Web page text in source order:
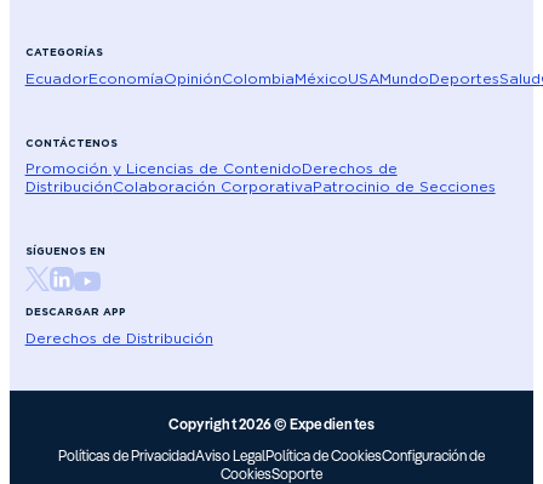
CATEGORÍAS
EcuadorEconomíaOpiniónColombiaMéxicoUSAMundoDeportesSalud
CONTÁCTENOS
Promoción y Licencias de ContenidoDerechos de
DistribuciónColaboración CorporativaPatrocinio de Secciones
SÍGUENOS EN
DESCARGAR APP
Derechos de Distribución
Copyright 2026 © Expedientes
Políticas de PrivacidadAviso LegalPolítica de CookiesConfiguración de
CookiesSoporte